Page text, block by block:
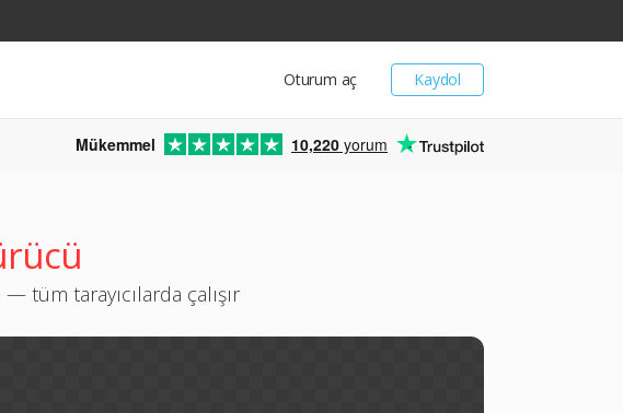
Kaydol
Oturum aç
Mükemmel 10,220 yorum
tüm tarayıcılarda çalışır